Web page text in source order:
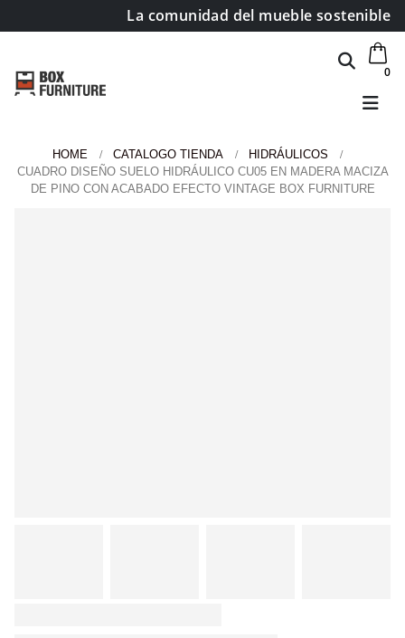
La comunidad del mueble sostenible
0
HOME CATALOGO TIENDA
HIDRÁULICOS
CUADRO DISEÑO SUELO HIDRÁULICO CU05 EN MADERA MACIZA
DE PINO CON ACABADO EFECTO VINTAGE BOX FURNITURE